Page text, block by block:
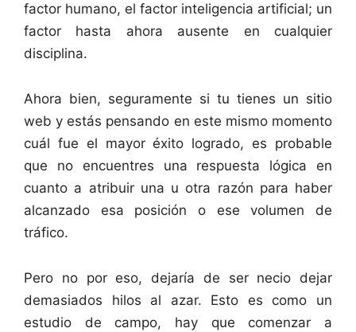
factor humano, el factor inteligencia artificial; un
factor hasta ahora ausente en cualquier
disciplina.
Ahora bien, seguramente si tu tienes un sitio
web y estás pensando en este mismo momento
cuál fue el mayor éxito logrado, es probable
que no encuentres una respuesta lógica en
cuanto a atribuir una u otra razón para haber
alcanzado esa posición o ese volumen de
tráfico.
Pero no por eso, dejaría de ser necio dejar
demasiados hilos al azar. Esto es como un
estudio de campo, hay que comenzar a